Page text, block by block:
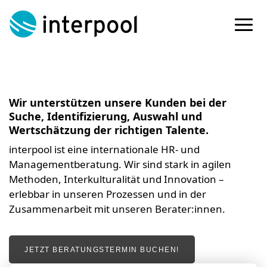
content
Wir unterstützen unsere Kunden bei der
Suche, Identifizierung, Auswahl und
Wertschätzung der richtigen Talente.
interpool ist eine internationale HR- und
Managementberatung. Wir sind stark in agilen
Methoden, Interkulturalität und Innovation –
erlebbar in unseren Prozessen und in der
Zusammenarbeit mit unseren Berater:innen.
JETZT BERATUNGSTERMIN BUCHEN!